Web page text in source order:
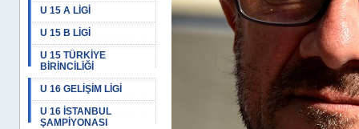
U 15 A LİGİ
U 15 B LİGİ
U 15 TÜRKİYE
BİRİNCİLİĞİ
U 16 GELİŞİM LİGİ
U 16 İSTANBUL
ŞAMPİYONASI